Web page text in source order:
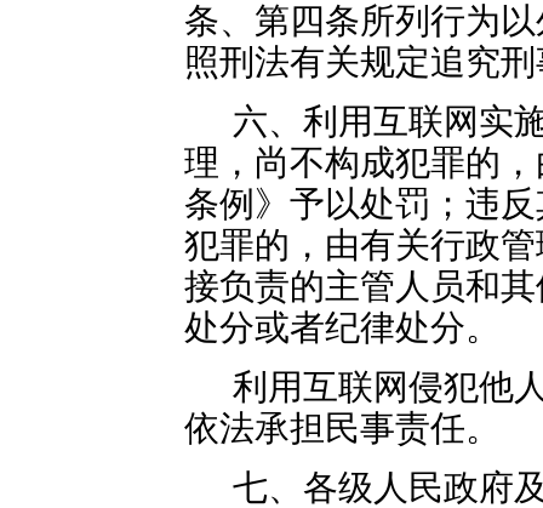
条、第四条所列行为
照刑法有关规定追究
六、利用互联网实
理，尚不构成犯罪的
条例》予以处罚；违
犯罪的，由有关行政
接负责的主管人员和
处分或者纪律处分。
利用互联网侵犯他
依法承担民事责任。
七、各级人民政府